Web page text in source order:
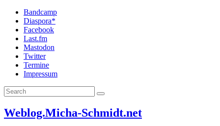
Bandcamp
Diaspora*
Facebook
Last.fm
Mastodon
Twitter
Termine
Impressum
Weblog.Micha-Schmidt.net